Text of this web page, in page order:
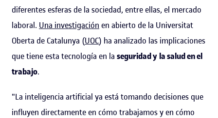
diferentes esferas de la sociedad, entre ellas, el mercado
laboral. Una investigación en abierto de la Universitat
Oberta de Catalunya (UOC) ha analizado las implicaciones
que tiene esta tecnología en la seguridad y la salud en el
trabajo.
"La inteligencia artificial ya está tomando decisiones que
influyen directamente en cómo trabajamos y en cómo